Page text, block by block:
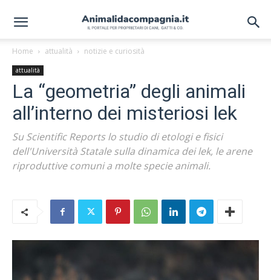
Home attualità notizie e curiosità
attualità
La “geometria” degli animali
all’interno dei misteriosi lek
Su Scientific Reports lo studio di etologi e fisici
dell'Università Statale sulla dinamica dei lek, le arene
riproduttive comuni a molte specie animali.